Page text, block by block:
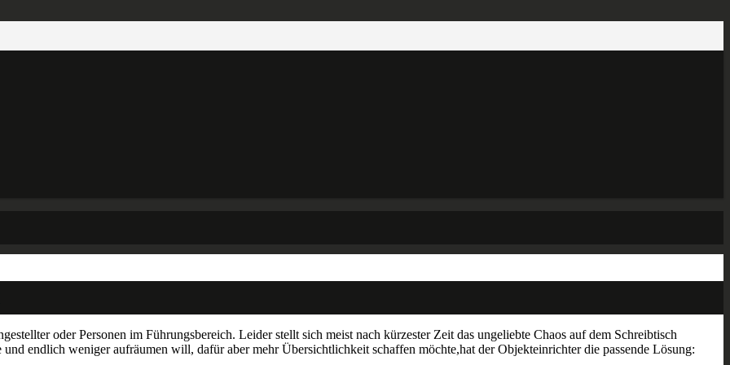
oder Personen im Führungsbereich. Leider stellt sich meist nach kürzester Zeit das ungeliebte Chaos auf dem Schreibtisch
endlich weniger aufräumen will, dafür aber mehr Übersichtlichkeit schaffen möchte,hat der Objekteinrichter die passende Lösung: